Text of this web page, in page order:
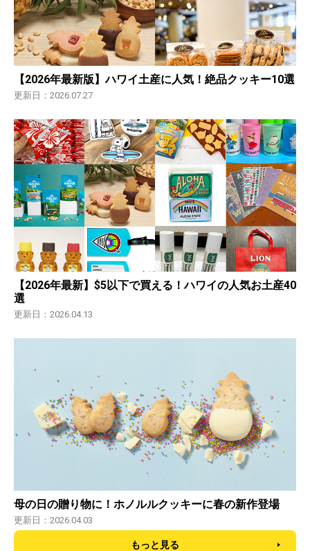
【2026年最新版】ハワイ土産に人気！絶品クッキー10選
更新日：2026.07.27
【2026年最新】$5以下で買える！ハワイの人気お土産40
選
更新日：2026.04.13
母の日の贈り物に！ホノルルクッキーに春の新作登場
更新日：2026.04.03
もっと見る